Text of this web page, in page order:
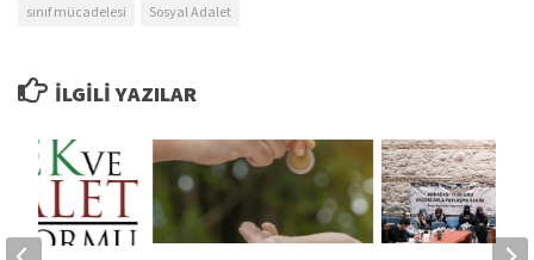
sınıf mücadelesi
Sosyal Adalet
İLGILI YAZILAR